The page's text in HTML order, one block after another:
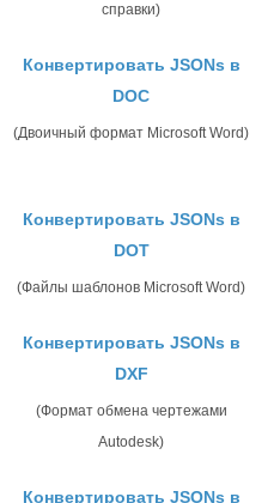
справки)
Конвертировать JSONs в
DOC
(Двоичный формат Microsoft Word)
Конвертировать JSONs в
DOT
(Файлы шаблонов Microsoft Word)
Конвертировать JSONs в
DXF
(Формат обмена чертежами
Autodesk)
Конвертировать JSONs в